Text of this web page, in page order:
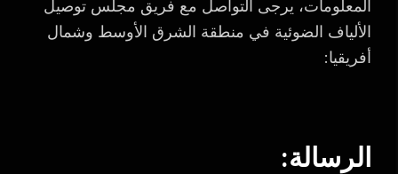
المعلومات، يرجى التواصل مع فريق مجلس توصيل
الألياف الضوئية في منطقة الشرق الأوسط وشمال
أفريقيا:
الرسالة: